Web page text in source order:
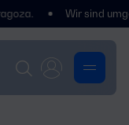
Wir sind